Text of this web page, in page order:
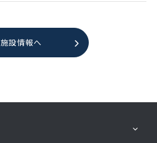
施設情報へ